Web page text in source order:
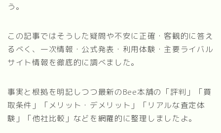
う。
この記事ではそうした疑問や不安に正確・客観的に答え
るべく、一次情報・公式発表・利用体験・主要ライバル
サイト情報を徹底的に調べました。
事実と根拠を明記しつつ最新のBee本舗の「評判」「買
取条件」「メリット・デメリット」「リアルな査定体
験」「他社比較」などを網羅的に整理しましたよ。